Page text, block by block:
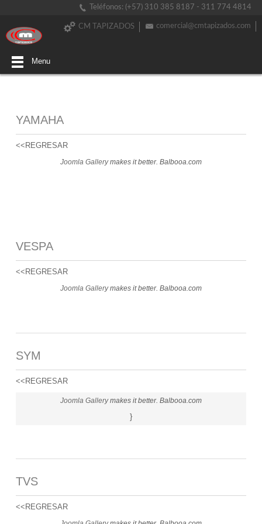
Teléfonos: (+57) 310 385 8187 - 311 774 4814
comercial@cmtapizados.com
CM TAPIZADOS
Menu
YAMAHA
<<REGRESAR
Joomla Gallerymakes it better. Balbooa.com
VESPA
<<REGRESAR
Joomla Gallerymakes it better. Balbooa.com
SYM
<<REGRESAR
Joomla Gallerymakes it better. Balbooa.com
}
TVS
<<REGRESAR